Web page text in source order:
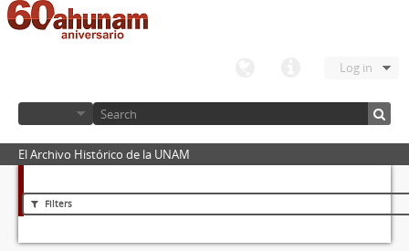
Log in
El Archivo Histórico de la UNAM
Filters